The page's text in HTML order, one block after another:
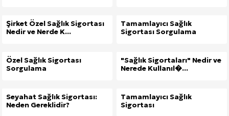
Şirket Özel Sağlık Sigortası
Nedir ve Nerde K...
Tamamlayıcı Sağlık
Sigortası Sorgulama
Özel Sağlık Sigortası
Sorgulama
"Sağlık Sigortaları" Nedir ve
Nerede Kullanıl�...
Seyahat Sağlık Sigortası:
Neden Gereklidir?
Tamamlayıcı Sağlık
Sigortası